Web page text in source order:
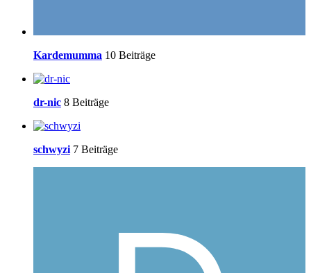
Kardemumma 10 Beiträge
dr-nic 8 Beiträge
schwyzi 7 Beiträge